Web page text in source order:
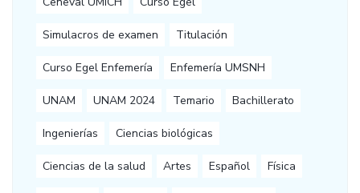
Simulacros de examen Titulación
Curso Egel Enfemería Enfemería UMSNH
UNAM UNAM 2024 Temario Bachillerato
Ingenierías Ciencias biológicas
Ciencias de la salud Artes Español Física